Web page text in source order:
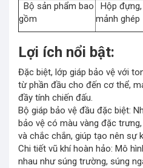
Bộ sản phẩm bao
gồm
Hộp
mảnh ghép
Lợi ích nổi bật:
Đặc biệt, lớp giáp bảo vệ với
từ phần đầu cho đến cơ thể,
đầy tính chiến đấu.
Bộ giáp bảo vệ đầu đặc biệt:
bảo vệ có màu vàng đặc
và chắc chắn, giúp tạo nên sự
Chi tiết vũ khí hoàn hảo: Mô
nhau như súng trường, súng